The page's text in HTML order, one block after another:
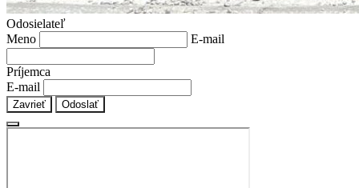
Odosielateľ
Meno
E-mail
Príjemca
E-mail
Zavrieť Odoslať